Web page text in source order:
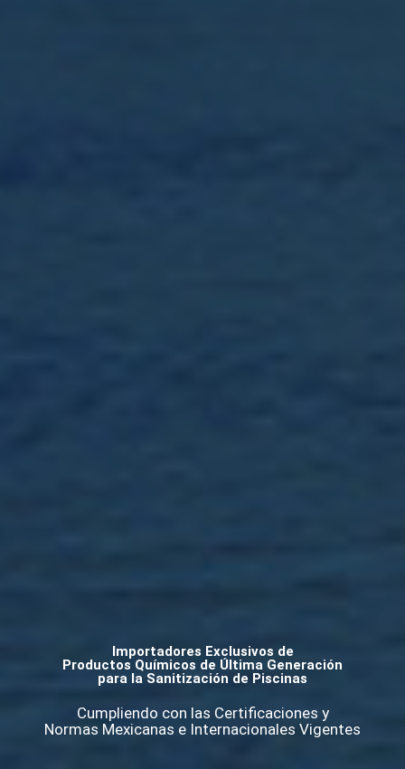
Importadores Exclusivos de
Productos Químicos de Última Generación
para la Sanitización de Piscinas
Cumpliendo con las Certificaciones y
Normas Mexicanas e Internacionales Vigentes